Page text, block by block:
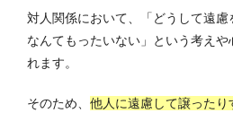
対人関係において、「どうして遠慮
なんてもったいない」という考え
れます。
そのため、 他人に遠慮して譲った